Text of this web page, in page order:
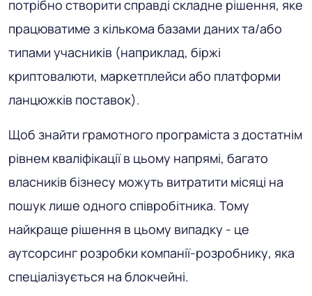
потрібно створити справді складне рішення, яке
працюватиме з кількома базами даних та/або
типами учасників (наприклад, біржі
криптовалюти, маркетплейси або платформи
ланцюжків поставок).
Щоб знайти грамотного програміста з достатнім
рівнем кваліфікації в цьому напрямі, багато
власників бізнесу можуть витратити місяці на
пошук лише одного співробітника. Тому
найкраще рішення в цьому випадку - це
аутсорсинг розробки компанії-розробнику, яка
спеціалізується на блокчейні.